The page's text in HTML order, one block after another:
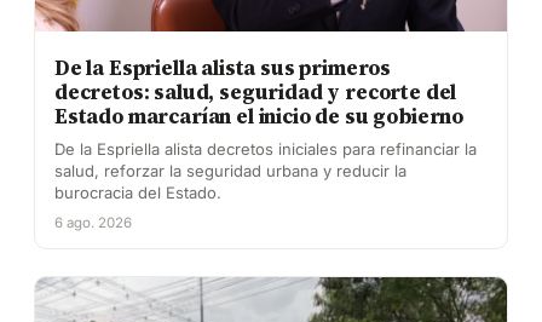
De la Espriella alista sus primeros
decretos: salud, seguridad y recorte del
Estado marcarían el inicio de su gobierno
De la Espriella alista decretos iniciales para refinanciar la
salud, reforzar la seguridad urbana y reducir la
burocracia del Estado.
6 ago. 2026